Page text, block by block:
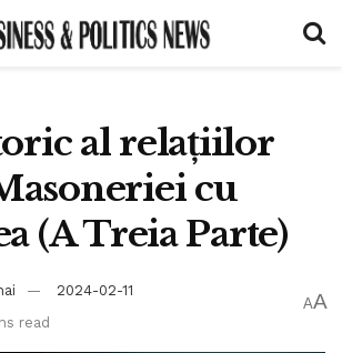
al relațiilor
cu
(A Treia Parte)
2024-02-11
read
AA